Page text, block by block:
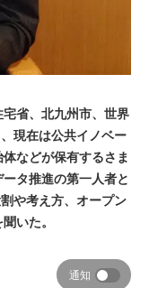
省、北九州市、世界
現在は公共イノベー
などが保有するさま
タ推進の第一人者と
や考え方、オープン
いた。
通知